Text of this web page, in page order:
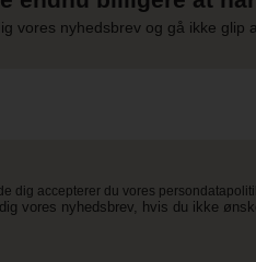
vores nyhedsbrev og gå ikke glip
dig accepterer du vores
vores nyhedsbrev, hvis du ikke